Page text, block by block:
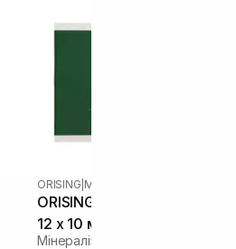
ORISING MINERALIZZANTE
ORISING Lozione
12 х 10 мл